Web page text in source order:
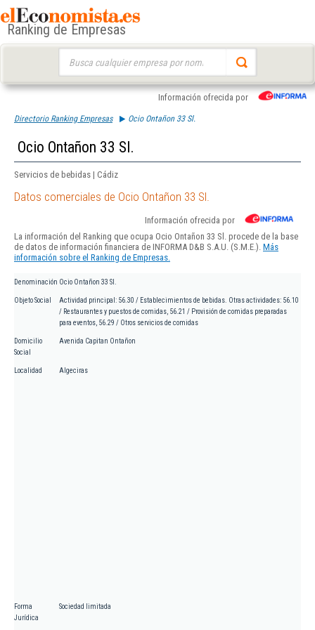
Ranking de Empresas
Información ofrecida por
Directorio Ranking Empresas Ocio Ontañon 33 Sl.
Ocio Ontañon 33 Sl.
Servicios de bebidas | Cádiz
Datos comerciales de Ocio Ontañon 33 Sl.
Información ofrecida por
La información del Ranking que ocupa Ocio Ontañon 33 Sl. procede de la base
de datos de información financiera de INFORMA D&B S.A.U. (S.M.E.). Más
información sobre el Ranking de Empresas.
Denominación Ocio Ontañon 33 Sl.
Objeto Social
Actividad principal: 56.30 / Establecimientos de bebidas. Otras actividades: 56.10
/ Restaurantes y puestos de comidas, 56.21 / Provisión de comidas preparadas
para eventos, 56.29 / Otros servicios de comidas
Domicilio
Social
Avenida Capitan Ontañon
Localidad Algeciras
Forma
Jurídica
Sociedad limitada